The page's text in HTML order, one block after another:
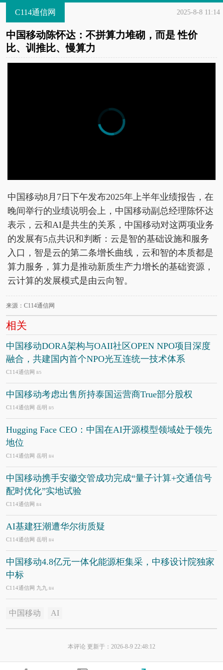
C114通信网 2025-8-8 11:14
中国移动陈怀达：不拼算力堆砌，而是 性价
比、训推比、慢算力
中国移动8月7日下午发布2025年上半年业绩报告，在
晚间举行的业绩说明会上，中国移动副总经理陈怀达
表示，云和AI是共生的关系，中国移动对这两项业务
的发展有5点共识和判断：云是智的基础设施和服务
入口，智是云的第二条增长曲线，云和智的本质都是
算力服务，算力是推动新质生产力增长的基础资源，
云计算的发展模式是由云向智。
来源：C114通信网
相关
中国移动DORA架构与OAII社区OPEN NPO项目深度
融合，共建国内首个NPO光互连统一技术体系
C114通信网 8/5
中国移动考虑出售所持泰国运营商True部分股权
C114通信网 岳明 8/5
Hugging Face CEO：中国在AI开源模型领域处于领先
地位
C114通信网 岳明 8/4
中国移动携手安徽交管成功完成“量子计算+交通信号
配时优化”实地试验
C114通信网 8/4
AI基建狂潮遭华尔街质疑
C114通信网 岳明 8/4
中国移动4.8亿元一体化能源柜集采，中移设计院独家
中标
C114通信网 九九 8/4
中国移动 AI
本评论 更新于：2026-8-9 22:48:12